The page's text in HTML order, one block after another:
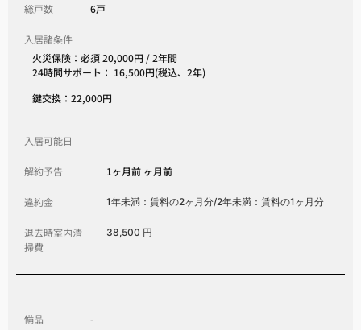
総戸数 6戸
入居諸条件
火災保険：必須 20,000円 / 2年間
24時間サポート： 16,500円(税込、2年)
鍵交換：22,000円
入居可能日
解約予告 1ヶ月前 ヶ月前
違約金 1年未満：賃料の2ヶ月分/2年未満：賃料の1ヶ月分
退去時室内清
掃費
38,500 円
備品 -